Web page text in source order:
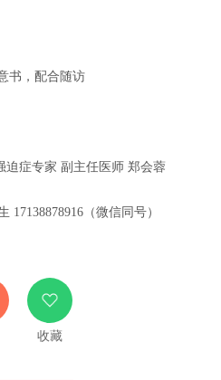
书，配合随访
迫症专家 副主任医师 郑会蓉
17138878916（微信同号）
收藏